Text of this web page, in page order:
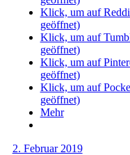
Klick, um auf
geöffnet)
Klick, um auf
geöffnet)
Klick, um auf
geöffnet)
Klick, um auf
geöffnet)
Mehr
2. Februar 2019